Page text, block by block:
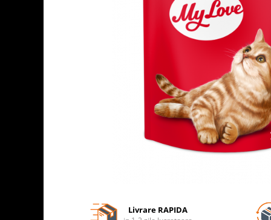
Livrare RAPIDA